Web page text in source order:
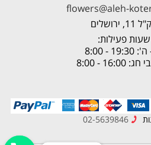
flowers@aleh-
ירושלים
שעות פעילות:
- 8:00
- 8:00
02-5639846